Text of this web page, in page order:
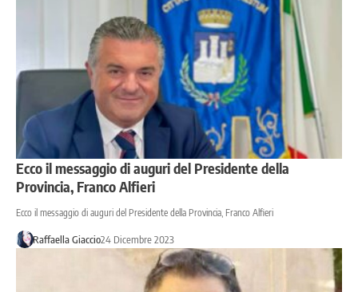
Ecco il messaggio di auguri del Presidente della
Provincia, Franco Alfieri
Ecco il messaggio di auguri del Presidente della Provincia, Franco Alfieri
Raffaella Giaccio24 Dicembre 2023